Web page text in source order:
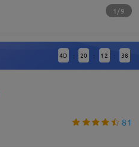
1/9
4D : 20 : 12 : 38
81